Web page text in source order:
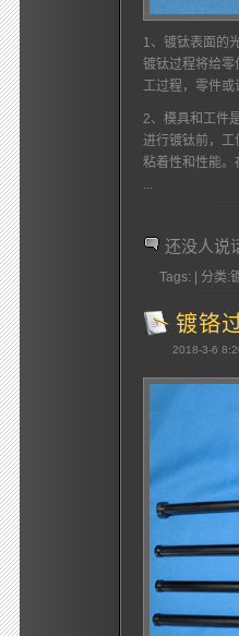
1、镀钛表面
镀钛过程将给
工过程，零件
2、模具和工件
进行镀钛前，
粘着性和性能
还没人说
Tags: | 分类:
镀铬
2018-3-6